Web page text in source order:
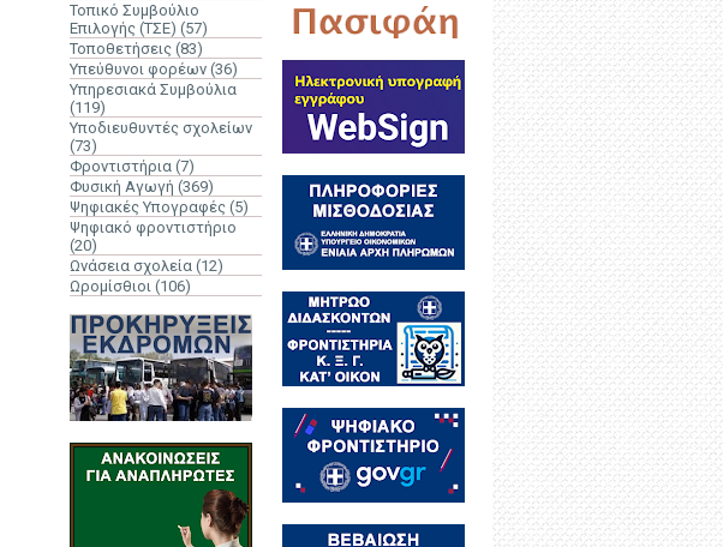
Τοπικό Συμβούλιο
Επιλογής (ΤΣΕ) (57)
Τοποθετήσεις (83)
Υπεύθυνοι φορέων (36)
Υπηρεσιακά Συμβούλια
(119)
Υποδιευθυντές σχολείων
(73)
Φροντιστήρια (7)
Φυσική Αγωγή (369)
Ψηφιακές Υπογραφές (5)
Ψηφιακό φροντιστήριο
(20)
Ωνάσεια σχολεία (12)
Ωρομίσθιοι (106)